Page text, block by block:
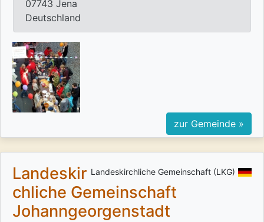
07743 Jena
Deutschland
zur Gemeinde »
Landeskirchliche Gemeinschaft (LKG)
Landeskir
chliche Gemeinschaft
Johanngeorgenstadt